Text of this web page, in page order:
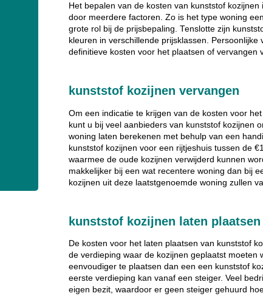
Het bepalen van de kosten van kunststof
door meerdere factoren. Zo is het type woning
grote rol bij de prijsbepaling. Tenslotte zijn
kleuren in verschillende prijsklassen.
definitieve kosten voor het plaatsen of vervangen
kunststof kozijnen vervangen
Om een indicatie te krijgen van de kosten voor
kunt u bij veel aanbieders van kunststof kozijnen
woning laten berekenen met behulp van een
kunststof kozijnen voor een rijtjeshuis tussen de
waarmee de oude kozijnen verwijderd kunnen
makkelijker bij een wat recentere woning dan bij
kozijnen uit deze laatstgenoemde woning zullen
kunststof kozijnen laten plaatsen
De kosten voor het laten plaatsen van kunststof
de verdieping waar de kozijnen geplaatst
eenvoudiger te plaatsen dan een een kunststof
eerste verdieping kan vanaf een steiger. Veel
eigen bezit, waardoor er geen steiger gehuurd